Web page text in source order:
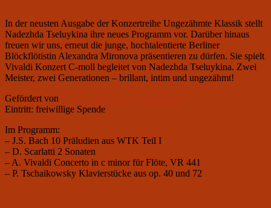
In der neusten Ausgabe der Konzertreihe Ungezähmte Klassik stellt
Nadezhda Tseluykina ihre neues Programm vor. Darüber hinaus
freuen wir uns, erneut die junge, hochtalentierte Berliner
Blöckflötistin Alexandra Mironova präsentieren zu dürfen. Sie spielt
Vivaldi Konzert С-moll begleitet von Nadezhda Tseluykina. Zwei
Meister, zwei Generationen – brillant, intim und ungezähmt!
Gefördert von
Eintritt: freiwillige Spende
Im Programm:
– J.S. Bach 10 Präludien aus WTK Teil I
– D. Scarlatti 2 Sonaten
– A. Vivaldi Concerto in c minor für Flöte, VR 441
– P. Tschaikowsky Klavierstücke aus op. 40 und 72